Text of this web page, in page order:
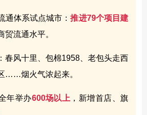
通体系试点城市：推进79个项目建
贸流通水平。
春风十里、包棉1958、老包头走西
……烟火气浓起来。
年举办600场以上 ，新增首店、旗